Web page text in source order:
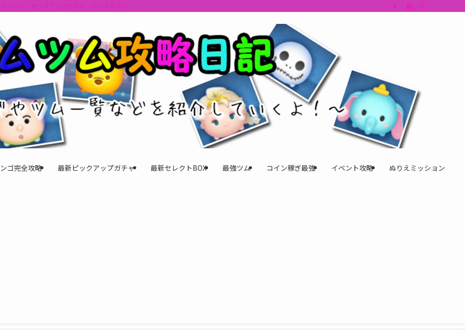
ベント・ピックアップガチャ・セレクトボックスの情報を最速で提供しビンゴのおすすめツム・キャラ評価も丁寧に解説。ツムツムイベント、ツムツム攻略、ツムツ
ゴ完全攻略 最新ピックアップガチャ 最新セレクトBOX 最強ツム コイン稼ぎ最強 イベント攻略 ぬりえミッション